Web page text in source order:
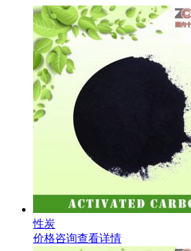
性炭
价格咨询查看详情